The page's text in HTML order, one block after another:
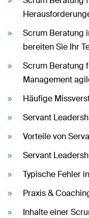
Scrum Beratung
bereiten Sie Ihr
Scrum Beratung
Management
Häufige
Servant
Vorteile von
Servant
Typische Fehler
Praxis &
Inhalte einer